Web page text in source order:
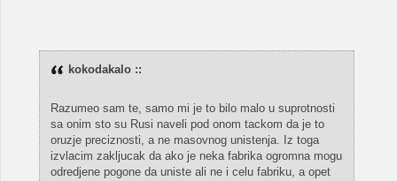
kokodakalo ::
Razumeo sam te, samo mi je to bilo malo u suprotnosti
sa onim sto su Rusi naveli pod onom tackom da je to
oruzje preciznosti, a ne masovnog unistenja. Iz toga
izvlacim zakljucak da ako je neka fabrika ogromna mogu
odredjene pogone da uniste ali ne i celu fabriku, a opet